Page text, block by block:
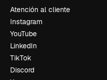
Atención al cliente
Instagram
YouTube
LinkedIn
TikTok
Discord